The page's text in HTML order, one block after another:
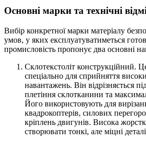
Основні марки та технічні
Вибір конкретної марки матеріалу
умов, у яких експлуатуватиметься
промисловість пропонує два основні
Склотекстоліт конструкційний.
спеціально для сприйняття
навантажень. Він відрізняється
плетіння склотканини та
Його використовують для
квадрокоптерів, силових
кріплень двигунів. Висока
створювати тонкі, але міцні